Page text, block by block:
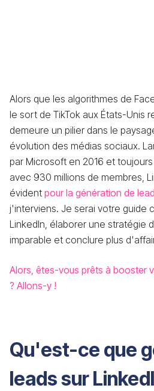
Alors que les algorithmes de
le sort de TikTok aux États-Unis
demeure un pilier dans le
évolution des médias sociaux.
par Microsoft en 2016 et
avec 930 millions de membres,
évident pour la génération de
j'interviens. Je serai votre guide
LinkedIn, élaborer une stratégie
imparable et conclure plus
Alors, êtes-vous prêts à booster
? Allons-y !
Qu'est-ce que
leads sur